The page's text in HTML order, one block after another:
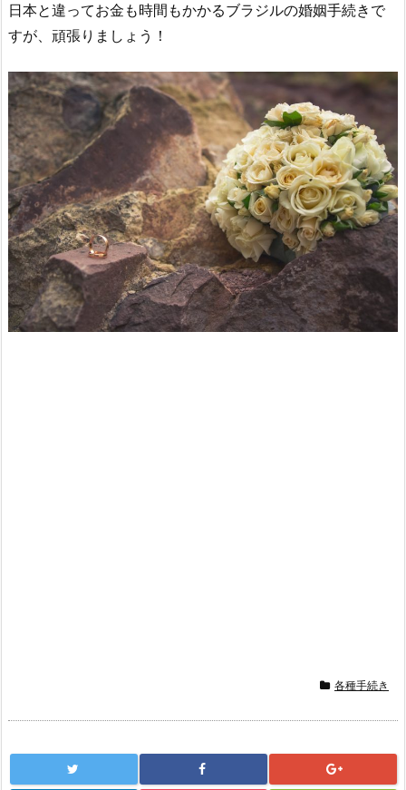
日本と違ってお金も時間もかかるブラジルの婚姻手続きで
すが、頑張りましょう！
各種手続き